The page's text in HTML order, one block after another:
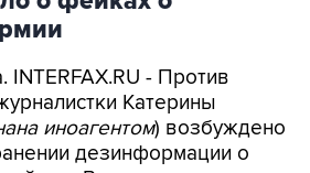
INTERFAX.RU - Против
иноагентом ) возбуждено
дезинформации о
Вооруженных сил, ее
в розыск, сообщили в